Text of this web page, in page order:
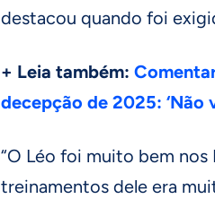
destacou quando foi
+ Leia também:
decepção de 2025: ‘Não
“O Léo foi muito bem nos
treinamentos dele era